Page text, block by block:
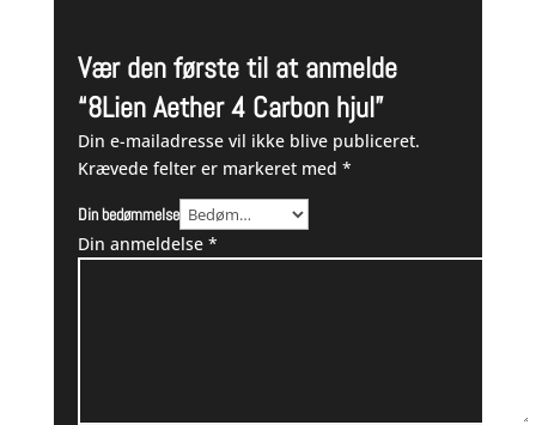
Vær den første til at anmelde
“8Lien Aether 4 Carbon hjul”
Din e-mailadresse vil ikke blive publiceret.
Krævede felter er markeret med *
Din bedømmelse
Din anmeldelse *